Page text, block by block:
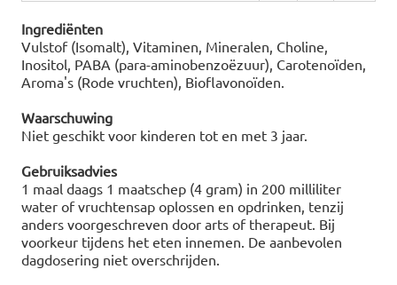
Ingrediënten
Vulstof (Isomalt), Vitaminen, Mineralen, Choline,
Inositol, PABA (para-aminobenzoëzuur), Carotenoïden,
Aroma's (Rode vruchten), Bioflavonoïden.
Waarschuwing
Niet geschikt voor kinderen tot en met 3 jaar.
Gebruiksadvies
1 maal daags 1 maatschep (4 gram) in 200 milliliter
water of vruchtensap oplossen en opdrinken, tenzij
anders voorgeschreven door arts of therapeut. Bij
voorkeur tijdens het eten innemen. De aanbevolen
dagdosering niet overschrijden.